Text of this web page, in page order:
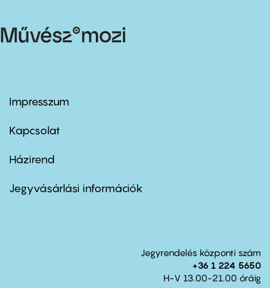
Footer
first
Impresszum
Kapcsolat
Footer
second
Házirend
Jegyvásárlási információk
Jegyrendelés központi szám
+36 1 224 5650
H-V 13.00-21.00 óráig